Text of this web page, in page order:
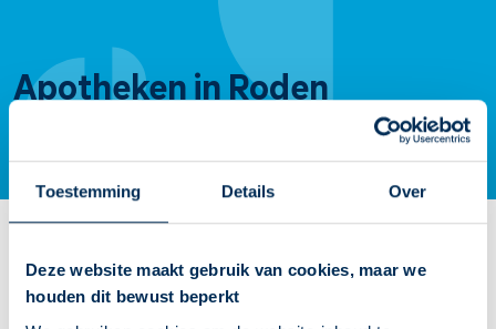
Toestemming Details Over
Deze website maakt gebruik van cookies, maar we
houden dit bewust beperkt
Apotheken in Roden
De Rôner Service Apotheek
Meester Wijchgellaan2A9301 HR